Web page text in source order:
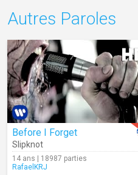
Autres Paroles
Before I Forget
Slipknot
14 ans | 18987 parties
RafaelKRJ